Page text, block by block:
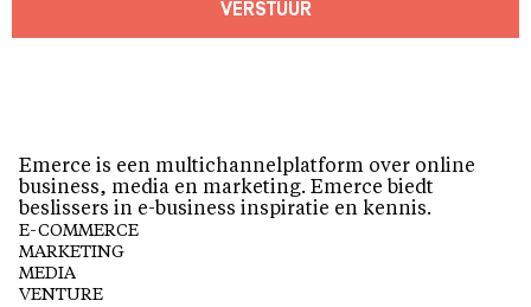
VERSTUUR
Emerce is een multichannelplatform over online
business, media en marketing. Emerce biedt
beslissers in e-business inspiratie en kennis.
E-COMMERCE
MARKETING
MEDIA
VENTURE